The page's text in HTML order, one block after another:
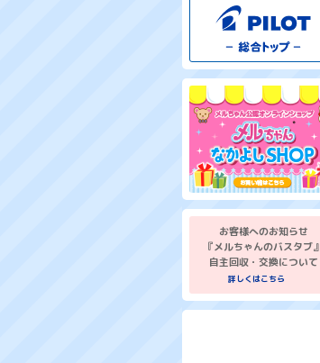
お客様へのお知らせ
『メルちゃんのバスタブ』
自主回収・交換について
詳しくはこちら